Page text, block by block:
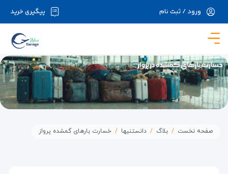
در حال حاضر ارتباط با سرور قطع می باشد لطفا
پیگیری خرید ورود / ثبت نام
صفحه نخست بلاگ دانستنیها خسارت بارهای گمشده پرواز